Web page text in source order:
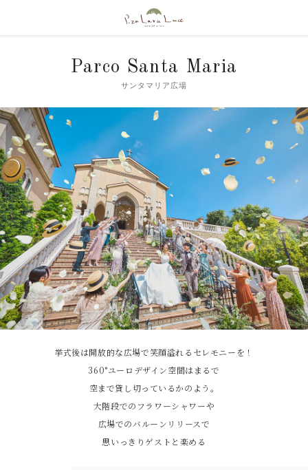
Parco Santa Maria
サンタマリア広場
挙式後は開放的な広場で笑顔溢れるセレモニーを！
360°ユーロデザイン空間はまるで
空まで貸し切っているかのよう。
大階段でのフラワーシャワーや
広場でのバルーンリリースで
思いっきりゲストと楽める